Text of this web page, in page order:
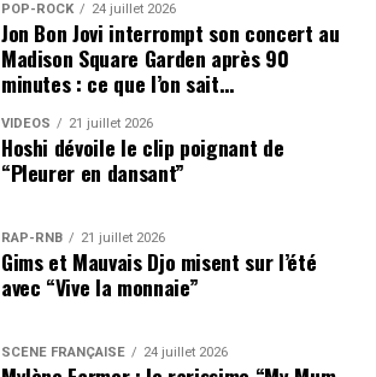
POP-ROCK 24 juillet 2026
Jon Bon Jovi interrompt son concert au
Madison Square Garden après 90
minutes : ce que l’on sait…
VIDEOS 21 juillet 2026
Hoshi dévoile le clip poignant de
“Pleurer en dansant”
RAP-RNB 21 juillet 2026
Gims et Mauvais Djo misent sur l’été
avec “Vive la monnaie”
SCÈNE FRANÇAISE 24 juillet 2026